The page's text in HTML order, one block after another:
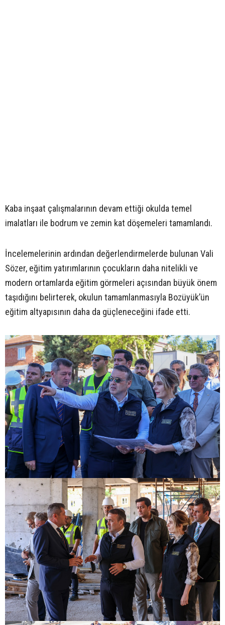
Kaba inşaat çalışmalarının devam ettiği okulda temel
imalatları ile bodrum ve zemin kat döşemeleri tamamlandı.
İncelemelerinin ardından değerlendirmelerde bulunan Vali
Sözer, eğitim yatırımlarının çocukların daha nitelikli ve
modern ortamlarda eğitim görmeleri açısından büyük önem
taşıdığını belirterek, okulun tamamlanmasıyla Bozüyük’ün
eğitim altyapısının daha da güçleneceğini ifade etti.